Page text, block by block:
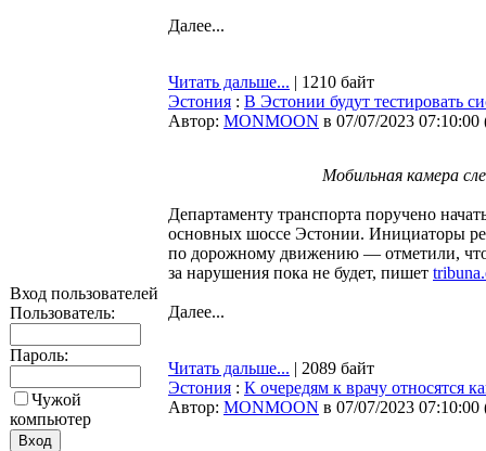
Вход пользователей
Пользователь:
Пароль:
Чужой
компьютер
Далее...
Читать дальше... | 1210 байт
Эстония : В Эстонии будут тестировать
Автор: MONMOON в 07/07/2023 07:10:00
Мобильная камера
Департаменту транспорта поручено
основных шоссе Эстонии. Инициаторы
по дорожному движению — отметили, что
за нарушения пока не будет, пишет
Далее...
Читать дальше... | 2089 байт
Эстония : К очередям к врачу относятся
Автор: MONMOON в 07/07/2023 07:10:00